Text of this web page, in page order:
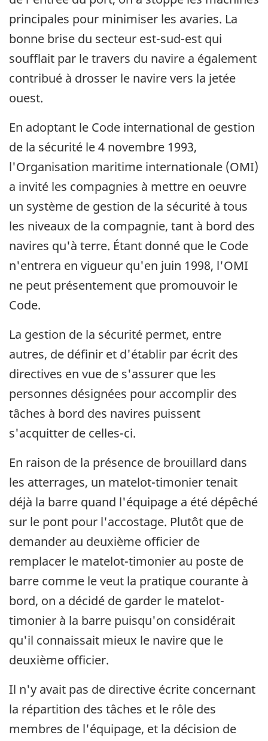
principales pour minimiser les avaries. La
bonne brise du secteur est-sud-est qui
soufflait par le travers du navire a également
contribué à drosser le navire vers la jetée
ouest.
En adoptant le Code international de gestion
de la sécurité le 4 novembre 1993,
l'Organisation maritime internationale (OMI)
a invité les compagnies à mettre en oeuvre
un système de gestion de la sécurité à tous
les niveaux de la compagnie, tant à bord des
navires qu'à terre. Étant donné que le Code
n'entrera en vigueur qu'en juin 1998, l'OMI
ne peut présentement que promouvoir le
Code.
La gestion de la sécurité permet, entre
autres, de définir et d'établir par écrit des
directives en vue de s'assurer que les
personnes désignées pour accomplir des
tâches à bord des navires puissent
s'acquitter de celles-ci.
En raison de la présence de brouillard dans
les atterrages, un matelot-timonier tenait
déjà la barre quand l'équipage a été dépêché
sur le pont pour l'accostage. Plutôt que de
demander au deuxième officier de
remplacer le matelot-timonier au poste de
barre comme le veut la pratique courante à
bord, on a décidé de garder le matelot-
timonier à la barre puisqu'on considérait
qu'il connaissait mieux le navire que le
deuxième officier.
Il n'y avait pas de directive écrite concernant
la répartition des tâches et le rôle des
membres de l'équipage, et la décision de